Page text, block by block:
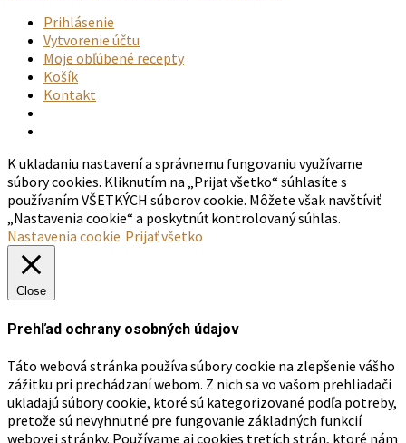
Prihlásenie
Vytvorenie účtu
Moje obľúbené recepty
Košík
Kontakt
K ukladaniu nastavení a správnemu fungovaniu využívame
súbory cookies. Kliknutím na „Prijať všetko“ súhlasíte s
používaním VŠETKÝCH súborov cookie. Môžete však navštíviť
„Nastavenia cookie“ a poskytnúť kontrolovaný súhlas.
Nastavenia cookie Prijať všetko
Close
Prehľad ochrany osobných údajov
Táto webová stránka používa súbory cookie na zlepšenie vášho
zážitku pri prechádzaní webom. Z nich sa vo vašom prehliadači
ukladajú súbory cookie, ktoré sú kategorizované podľa potreby,
pretože sú nevyhnutné pre fungovanie základných funkcií
webovej stránky. Používame aj cookies tretích strán, ktoré nám